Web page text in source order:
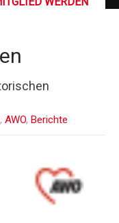
, AWO, Berichte